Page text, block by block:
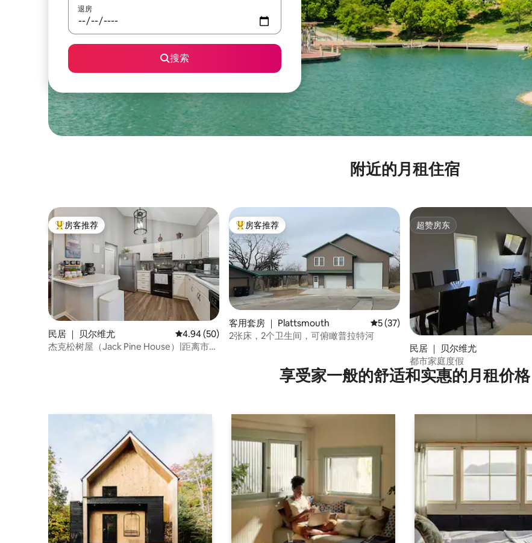
退房
搜索
附近的月租住宿
热门「房客推荐」
房客推荐
民居 ｜ 贝尔维尤 平均评分 4.94 分（满分 5 分），共 50 条评价
4.94 (50)
杰克松树屋（Jack Pine House）|距离市中
热门「房客推荐」
房客推荐
客用套房 ｜ Plattsmouth 平均评分 5 分（满分 5 分），共 37 条评价
5 (37)
2张床，2个卫生间，可俯瞰普拉特河
超赞房东
超赞房东
民居 ｜ 贝尔维尤
都市家庭度假
享受家一般的舒适和实惠的月租价格